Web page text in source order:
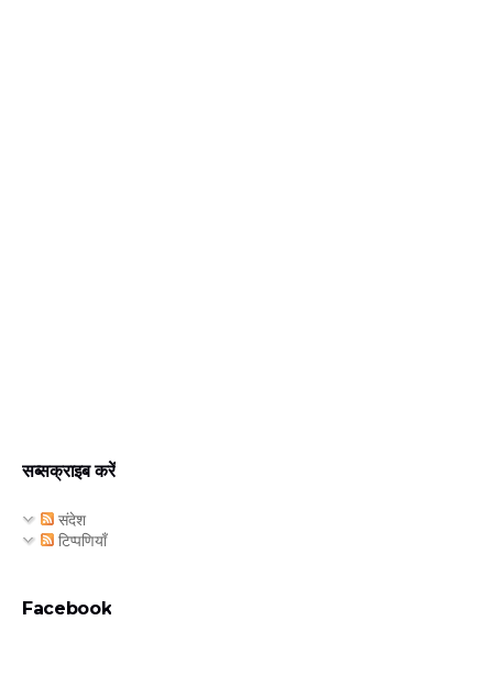
सब्सक्राइब करें
संदेश
टिप्पणियाँ
Facebook